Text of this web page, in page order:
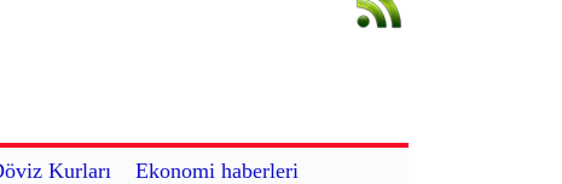
Kurları
Ekonomi haberleri